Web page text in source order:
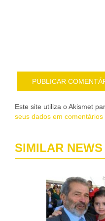
Este site utiliza o Akismet
seus dados em
SIMILAR NEWS